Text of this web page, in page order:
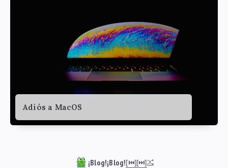
Adiós a MacOS
¡Blog!¡Blog![⏮︎][⏭︎]